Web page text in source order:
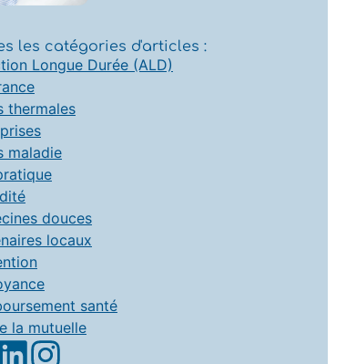
les catégories d'articles :
Longue Durée (ALD)
thermales
maladie
douces
locaux
santé
la mutuelle